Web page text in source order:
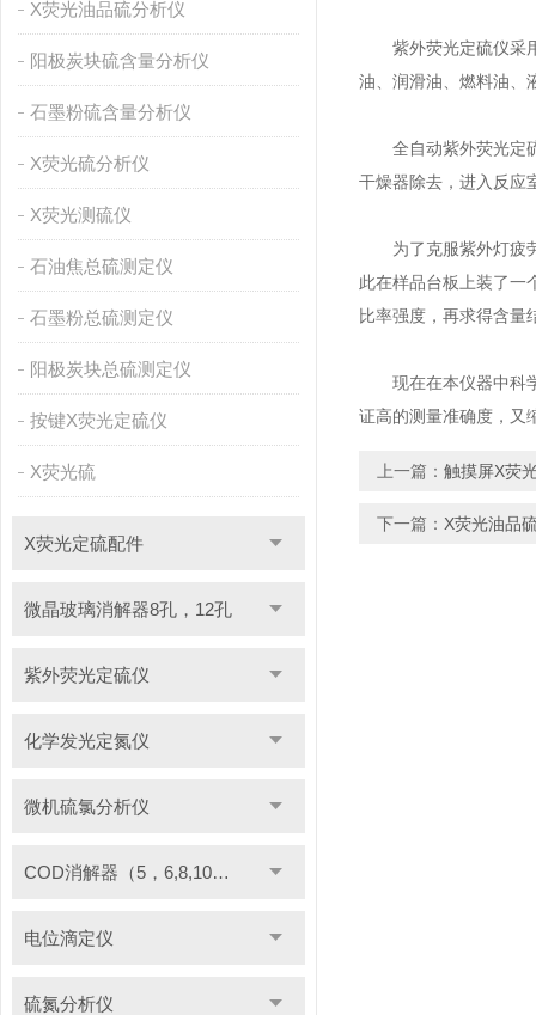
X荧光油品硫分析仪
阳极炭块硫含量分析仪
石墨粉硫含量分析仪
X荧光硫分析仪
X荧光测硫仪
石油焦总硫测定仪
石墨粉总硫测定仪
阳极炭块总硫测定仪
按键X荧光定硫仪
X荧光硫
X荧光定硫配件
微晶玻璃消解器8孔，12孔
紫外荧光定硫仪
化学发光定氮仪
微机硫氯分析仪
COD消解器（5，6,8,10管）
电位滴定仪
硫氮分析仪
紫外荧光定硫仪采用
油、润滑油、燃料油、
全自动紫外荧光定硫
干燥器除去，进入反应
为了克服紫外灯疲劳
此在样品台板上装了一
比率强度，再求得含量
现在在本仪器中科学
证高的测量准确度，又
上一篇： 触摸屏X荧
下一篇： X荧光油品